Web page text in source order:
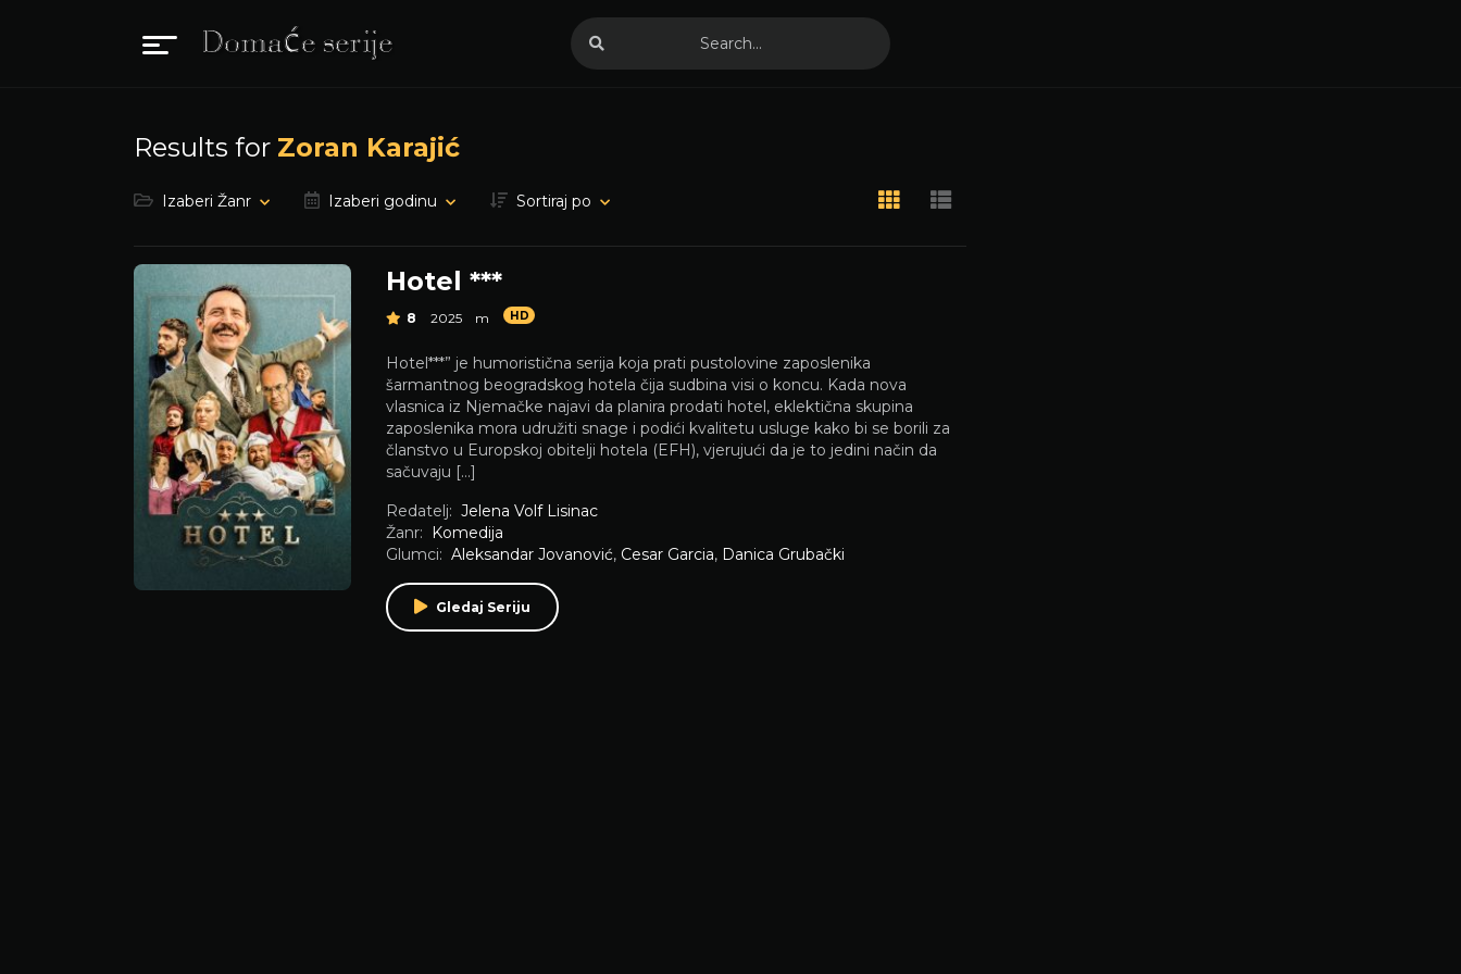
Results for Zoran Karajić
Izaberi Žanr Izaberi godinu Sortiraj po
Hotel ***
8 2025 m HD
Hotel***” je humoristična serija koja prati pustolovine zaposlenika
šarmantnog beogradskog hotela čija sudbina visi o koncu. Kada nova
vlasnica iz Njemačke najavi da planira prodati hotel, eklektična skupina
zaposlenika mora udružiti snage i podići kvalitetu usluge kako bi se borili za
članstvo u Europskoj obitelji hotela (EFH), vjerujući da je to jedini način da
sačuvaju […]
Redatelj: Jelena Volf Lisinac
Žanr:
Komedija
Glumci: Aleksandar Jovanović, Cesar Garcia, Danica Grubački
Gledaj Seriju